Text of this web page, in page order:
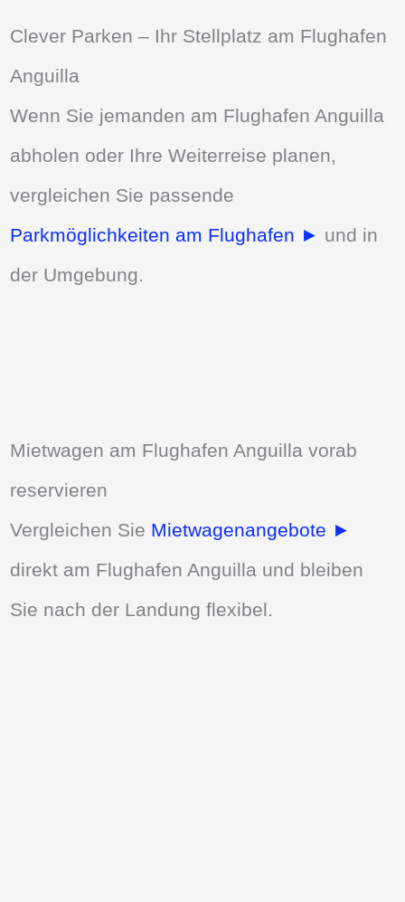
Clever Parken – Ihr Stellplatz am Flughafen
Anguilla
Wenn Sie jemanden am Flughafen Anguilla
abholen oder Ihre Weiterreise planen,
vergleichen Sie passende
Parkmöglichkeiten am Flughafen ► und in
der Umgebung.
Mietwagen am Flughafen Anguilla vorab
reservieren
Vergleichen Sie Mietwagenangebote ►
direkt am Flughafen Anguilla und bleiben
Sie nach der Landung flexibel.